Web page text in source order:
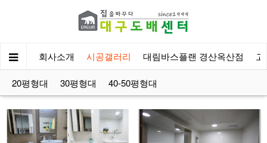
회사소개 시공갤러리 대림바스플랜 경산옥산점
20평형대 30평형대 40-50평형대